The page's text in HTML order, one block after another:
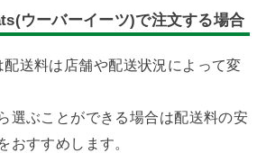
ウーバーイーツ)で注文する場合
送料は店舗や配送状況によって変
選ぶことができる場合は配送料の安
おすすめします。